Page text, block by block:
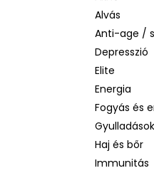
Alvás
Anti-age /
Depresszió
Elite
Energia
Fogyás és
Gyulladások
Haj és bőr
Immunitás
BIODERMA
INVISIBLE
ARCVÉDŐ
2 480 Ft
Korábbi: 6